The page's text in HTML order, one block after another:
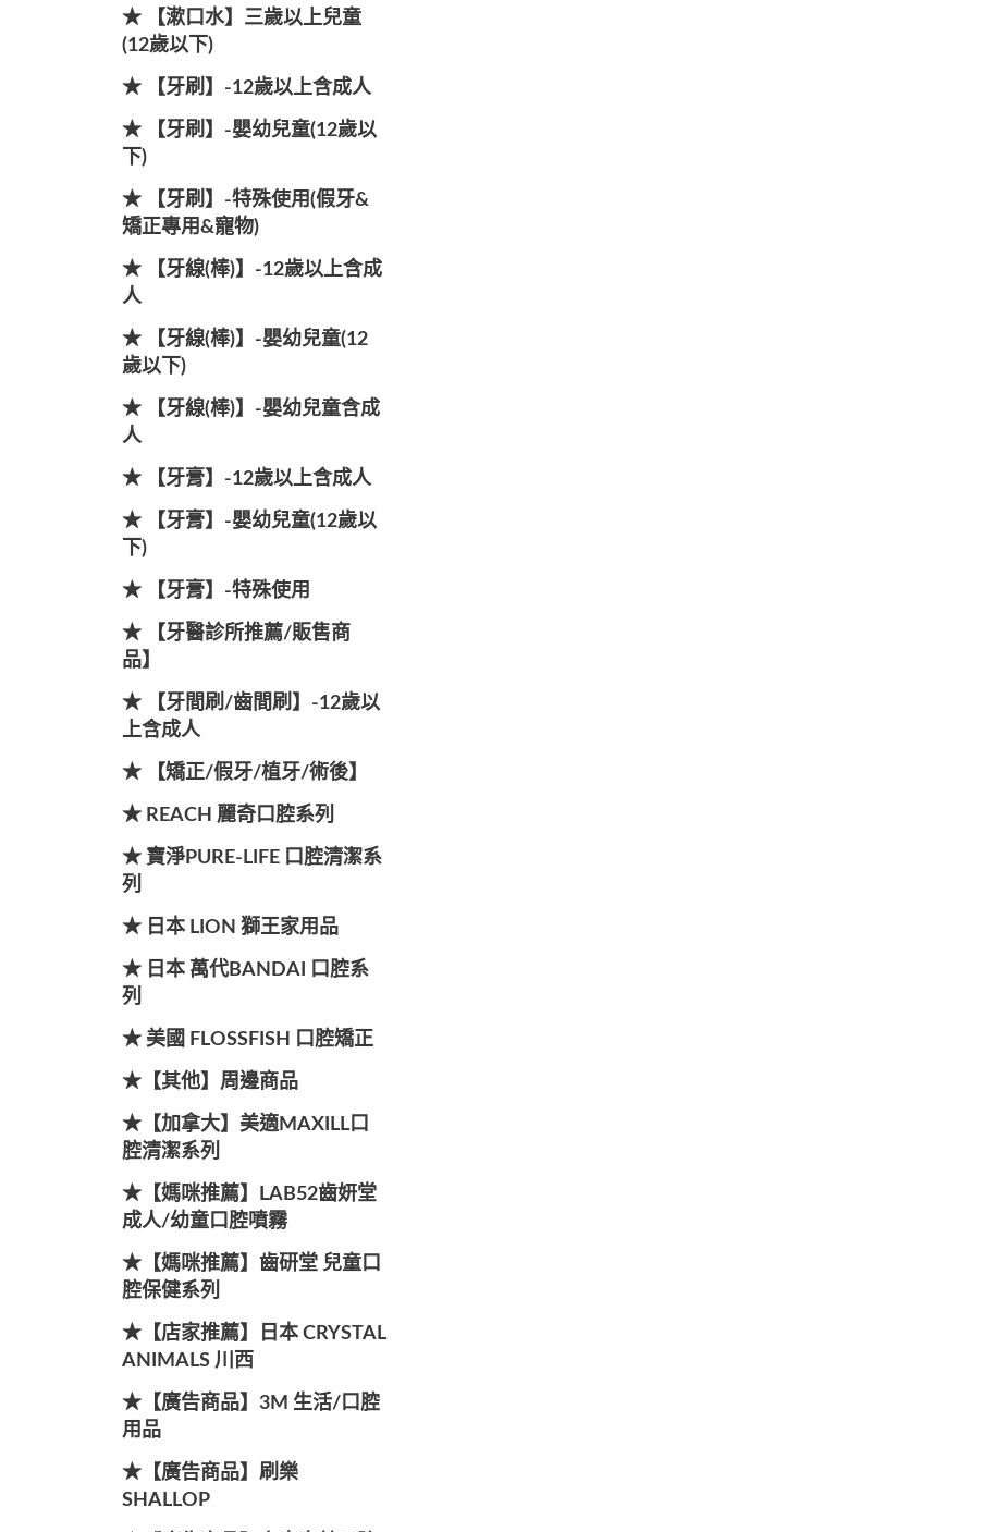
★ 【漱口水】三歲以上兒童
(12歲以下)
★ 【牙刷】-12歲以上含成人
★ 【牙刷】-嬰幼兒童(12歲以
下)
★ 【牙刷】-特殊使用(假牙&
矯正專用&寵物)
★ 【牙線(棒)】-12歲以上含成
人
★ 【牙線(棒)】-嬰幼兒童(12
歲以下)
★ 【牙線(棒)】-嬰幼兒童含成
人
★ 【牙膏】-12歲以上含成人
★ 【牙膏】-嬰幼兒童(12歲以
下)
★ 【牙膏】-特殊使用
★ 【牙醫診所推薦/販售商
品】
★ 【牙間刷/齒間刷】-12歲以
上含成人
★ 【矯正/假牙/植牙/術後】
★ REACH 麗奇口腔系列
★ 寶淨PURE-LIFE 口腔清潔系
列
★ 日本 LION 獅王家用品
★ 日本 萬代BANDAI 口腔系
列
★ 美國 FLOSSFISH 口腔矯正
★【其他】周邊商品
★【加拿大】美適MAXILL口
腔清潔系列
★【媽咪推薦】LAB52齒妍堂
成人/幼童口腔噴霧
★【媽咪推薦】齒研堂 兒童口
腔保健系列
★【店家推薦】日本 CRYSTAL
ANIMALS 川西
★【廣告商品】3M 生活/口腔
用品
★【廣告商品】刷樂
SHALLOP